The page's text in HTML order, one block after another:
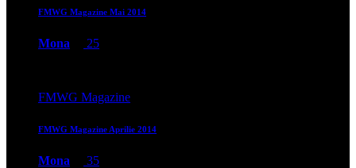
FMWG Magazine Mai 2014
Mona 25
FMWG Magazine
FMWG Magazine Aprilie 2014
Mona 35